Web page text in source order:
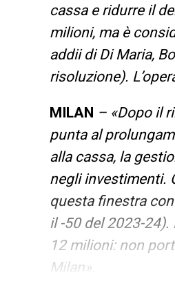
cassa e ridurre il
milioni, ma è
addii di Di Maria,
risoluzione).
MILAN – «Dopo il
punta al
alla cassa, la
negli investimenti.
questa finestra
il -50 del 2023-
12 milioni: non
Milan».